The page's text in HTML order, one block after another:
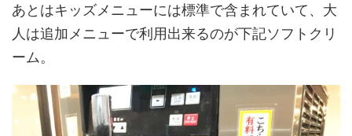
あとはキッズメニューには標準で含まれていて、大
人は追加メニューで利用出来るのが下記ソフトクリ
ーム。